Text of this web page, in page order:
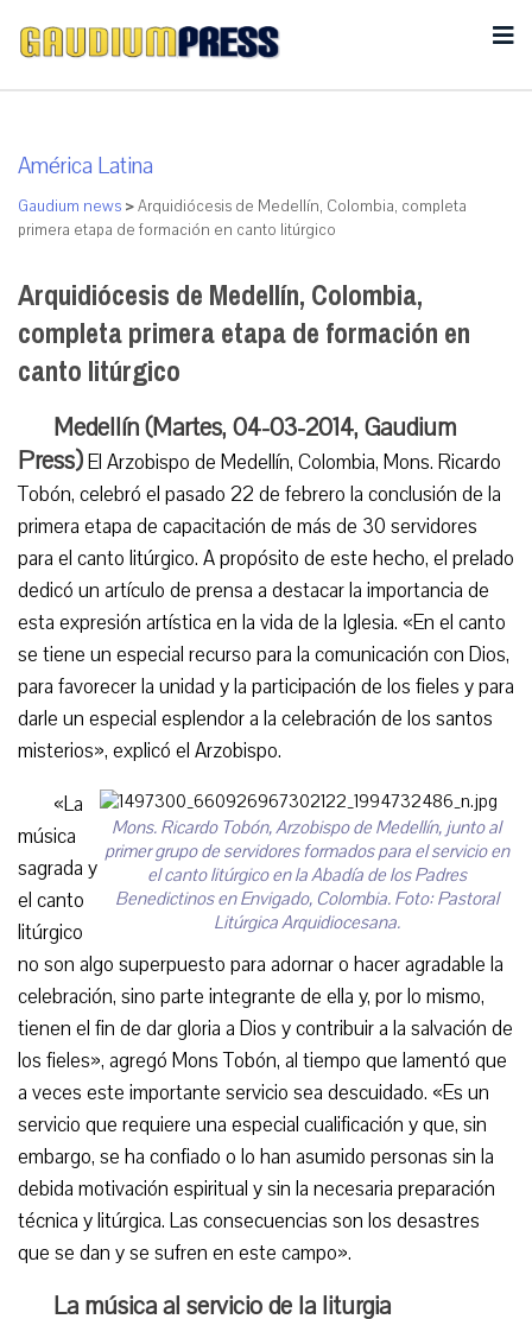
América Latina
Gaudium news >Arquidiócesis de Medellín, Colombia, completa
primera etapa de formación en canto litúrgico
Arquidiócesis de Medellín, Colombia,
completa primera etapa de formación en
canto litúrgico
Medellín (Martes, 04-03-2014, Gaudium
Press)El Arzobispo de Medellín, Colombia, Mons. Ricardo
Tobón, celebró el pasado 22 de febrero la conclusión de la
primera etapa de capacitación de más de 30 servidores
para el canto litúrgico. A propósito de este hecho, el prelado
dedicó un artículo de prensa a destacar la importancia de
esta expresión artística en la vida de la Iglesia. «En el canto
se tiene un especial recurso para la comunicación con Dios,
para favorecer la unidad y la participación de los fieles y para
darle un especial esplendor a la celebración de los santos
misterios», explicó el Arzobispo.
Mons. Ricardo Tobón, Arzobispo de Medellín, junto al
primer grupo de servidores formados para el servicio en
el canto litúrgico en la Abadía de los Padres
Benedictinos en Envigado, Colombia. Foto: Pastoral
Litúrgica Arquidiocesana.
«La
música
sagrada y
el canto
litúrgico
no son algo superpuesto para adornar o hacer agradable la
celebración, sino parte integrante de ella y, por lo mismo,
tienen el fin de dar gloria a Dios y contribuir a la salvación de
los fieles», agregó Mons Tobón, al tiempo que lamentó que
a veces este importante servicio sea descuidado. «Es un
servicio que requiere una especial cualificación y que, sin
embargo, se ha confiado o lo han asumido personas sin la
debida motivación espiritual y sin la necesaria preparación
técnica y litúrgica. Las consecuencias son los desastres
que se dan y se sufren en este campo».
La música al servicio de la liturgia